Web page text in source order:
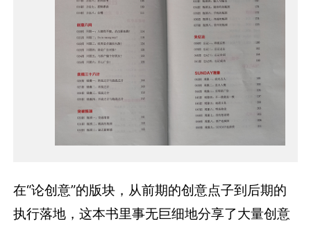
在“论创意”的版块，从前期的创意点子到后期的
执行落地，这本书里事无巨细地分享了大量创意